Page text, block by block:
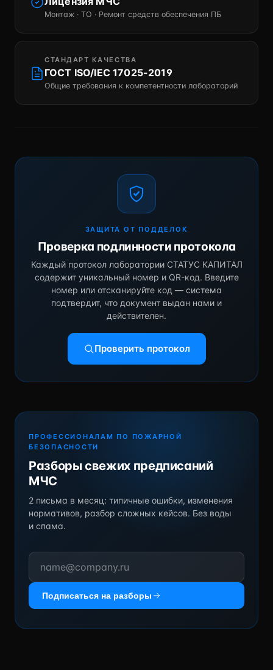
Монтаж · ТО · Ремонт средств обеспечения ПБ
СТАНДАРТ КАЧЕСТВА
ГОСТ ISO/IEC 17025-2019
Общие требования к компетентности лабораторий
ЗАЩИТА ОТ ПОДДЕЛОК
Проверка подлинности протокола
Каждый протокол лаборатории СТАТУС КАПИТАЛ
содержит уникальный номер и QR-код. Введите
номер или отсканируйте код — система
подтвердит, что документ выдан нами и
действителен.
Проверить протокол
ПРОФЕССИОНАЛАМ ПО ПОЖАРНОЙ
БЕЗОПАСНОСТИ
Разборы свежих предписаний
МЧС
2 письма в месяц: типичные ошибки, изменения
нормативов, разбор сложных кейсов. Без воды
и спама.
Подписаться на разборы